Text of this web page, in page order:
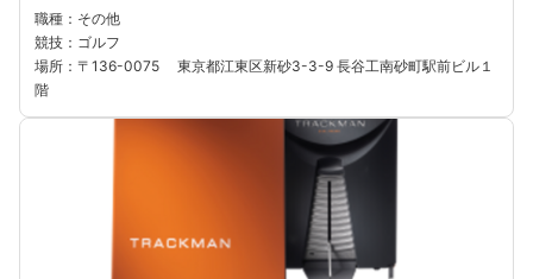
職種：その他
競技：ゴルフ
場所：〒136-0075 東京都江東区新砂3-3-9 長谷工南砂町駅前ビル１
階